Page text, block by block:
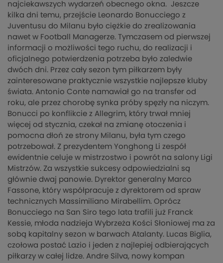
najciekawszych wydarzeń obecnego okna. Jeszcze
kilka dni temu, przejście Leonardo Bonucciego z
Juventusu do Milanu było ciężkie do zrealizowania
nawet w Football Managerze. Tymczasem od pierwszej
informacji o możliwości tego ruchu, do realizacji i
oficjalnego potwierdzenia potrzeba było zaledwie
dwóch dni. Przez cały sezon tym piłkarzem były
zainteresowane praktycznie wszystkie najlepsze kluby
świata. Antonio Conte namawiał go na transfer od
roku, ale przez chorobę synka próby spęzły na niczym.
Bonucci po konflikcie z Allegrim, który trwał mniej
więcej od stycznia, czekał na zmianę otoczenia i
pomocna dłoń ze strony Milanu, była tym czego
potrzebował. Z prezydentem Yonghong Li zespół
ewidentnie celuje w mistrzostwo i powrót na salony Ligi
Mistrzów. Za wszystkie sukcesy odpowiedzialni są
głównie dwaj panowie. Dyrektor generalny Marco
Fassone, który współpracuje z dyrektorem od spraw
technicznych Massimiliano Mirabellim. Oprócz
Bonucciego na San Siro tego lata trafili już Franck
Kessie, młoda nadzieja Wybrzeża Kości Słoniowej ma za
sobą kapitalny sezon w barwach Atalanty. Lucas Biglia,
czołowa postać Lazio i jeden z najlepiej odbierających
piłkarzy w całej lidze. Andre Silva, nowy kompan